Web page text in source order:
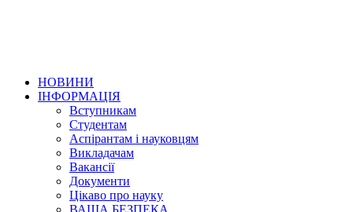
НОВИНИ
ІНФОРМАЦІЯ
Вступникам
Студентам
Аспірантам і науковцям
Викладачам
Вакансії
Документи
Цікаво про науку
ВАША БЕЗПЕКА